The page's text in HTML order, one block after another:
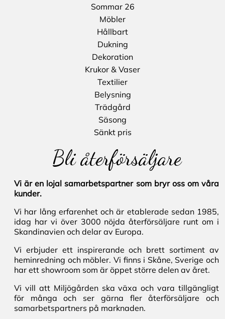
Sommar 26
Möbler
Hållbart
Dukning
Dekoration
Krukor & Vaser
Textilier
Belysning
Trädgård
Säsong
Sänkt pris
Bli återförsäljare
Vi är en lojal samarbetspartner som bryr oss om våra
kunder.
Vi har lång erfarenhet och är etablerade sedan 1985,
idag har vi över 3000 nöjda återförsäljare runt om i
Skandinavien och delar av Europa.
Vi erbjuder ett inspirerande och brett sortiment av
heminredning och möbler. Vi finns i Skåne, Sverige och
har ett showroom som är öppet större delen av året.
Vi vill att Miljögården ska växa och vara tillgängligt
för många och ser gärna fler återförsäljare och
samarbetspartners på marknaden.